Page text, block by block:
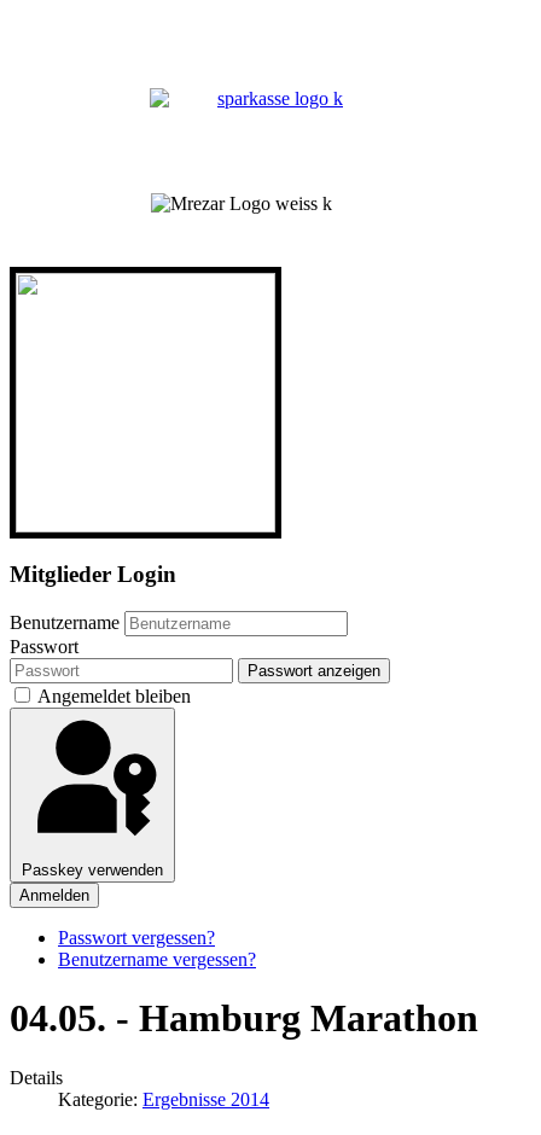
Mitglieder Login
Benutzername
Passwort
Passwort anzeigen
Angemeldet bleiben
Passkey verwenden
Anmelden
Passwort vergessen?
Benutzername vergessen?
04.05. - Hamburg Marathon
Details
Kategorie: Ergebnisse 2014